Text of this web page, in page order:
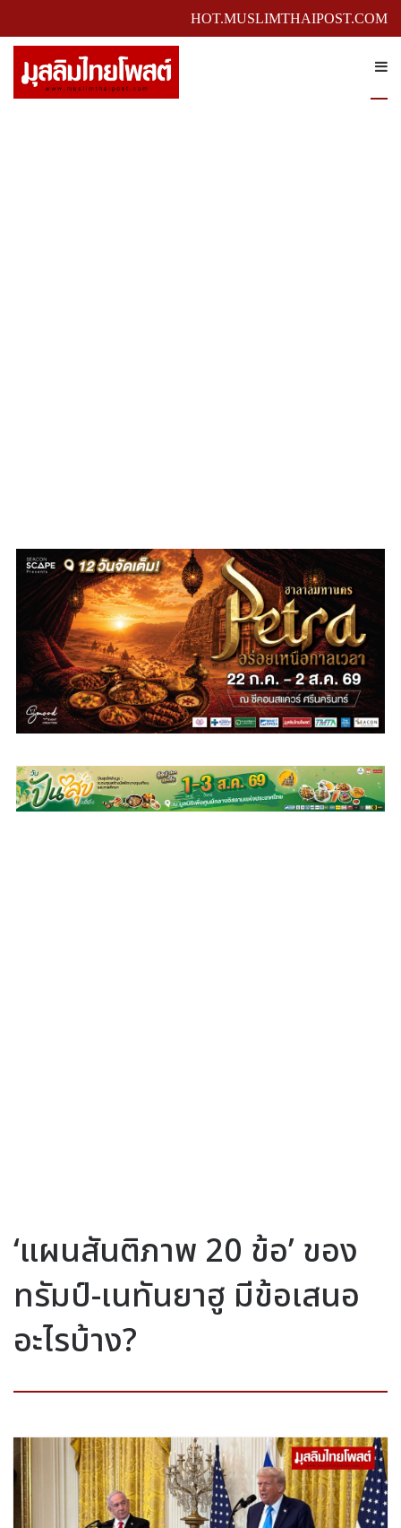
HOT.MUSLIMTHAIPOST.COM
‘แผนสันติภาพ 20 ข้อ’ ของ
ทรัมป์-เนทันยาฮู มีข้อเสนอ
อะไรบ้าง?